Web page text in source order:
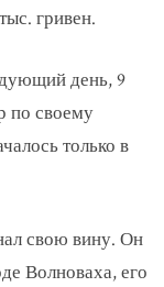
гривен.
день, 9
по своему
только в
свою вину. Он
Волноваха, его